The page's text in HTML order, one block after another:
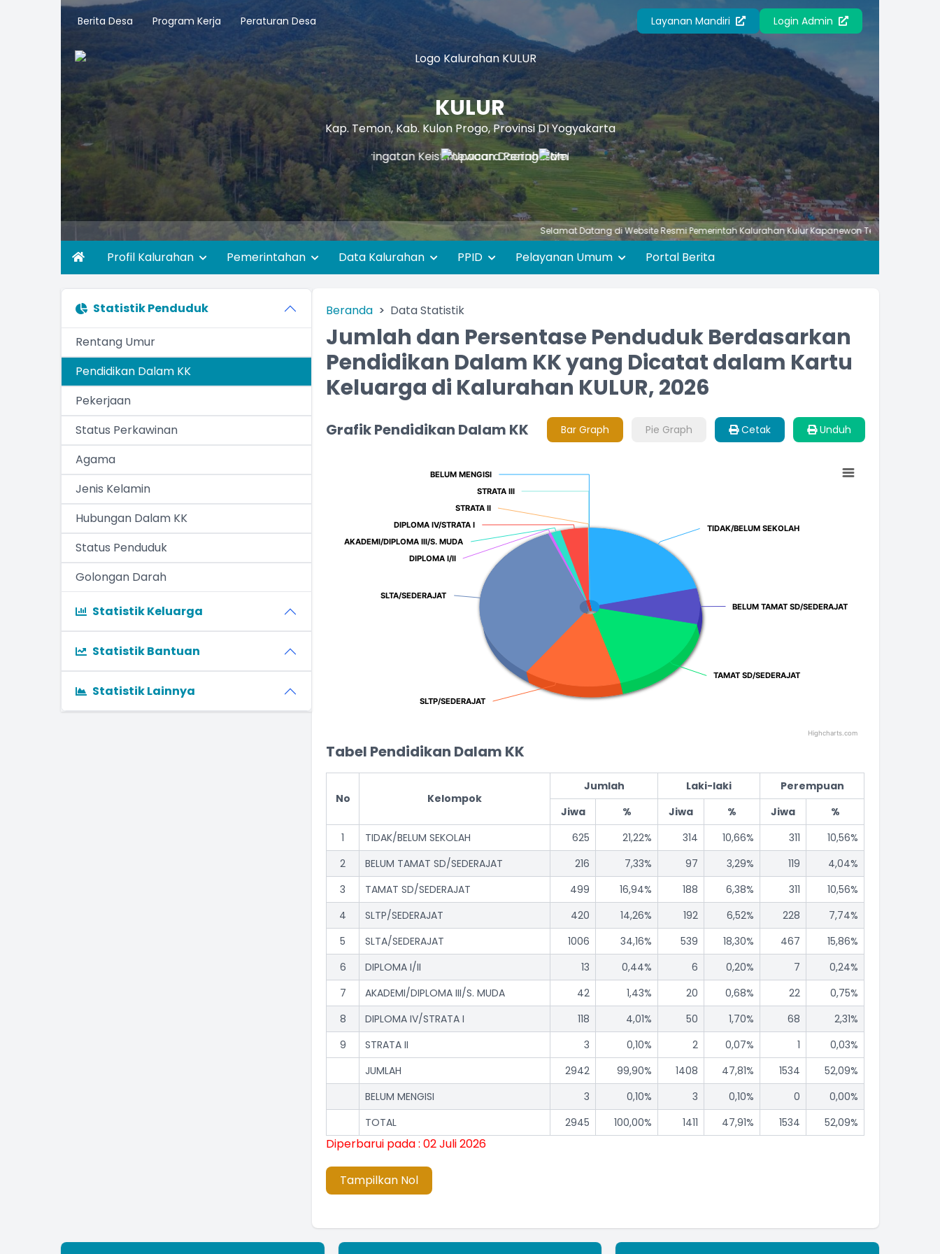
Berita Desa Program Kerja Peraturan Desa Layanan Mandiri Login Admin
KULUR
Kap. Temon, Kab. Kulon Progo, Provinsi DI Yogyakarta
Selamat Datang di Website Resmi Pemerintah Kalurahan Kulur Kapanewon Temon Kabupaten
Profil Kalurahan Pemerintahan Data Kalurahan PPID Pelayanan Umum Portal Berita
Statistik Penduduk
Rentang Umur
Pendidikan Dalam KK
Pekerjaan
Status Perkawinan
Agama
Jenis Kelamin
Hubungan Dalam KK
Status Penduduk
Golongan Darah
Statistik Keluarga
Statistik Bantuan
Statistik Lainnya
Beranda Data Statistik
Jumlah dan Persentase Penduduk Berdasarkan
Pendidikan Dalam KK yang Dicatat dalam Kartu
Keluarga di Kalurahan KULUR, 2026
Grafik Pendidikan Dalam KK Bar Graph Pie Graph Cetak Unduh
Pie chart with 11 slices.
TIDAK/BELUM SEKOLAH
TIDAK/BELUM SEKOLAH
BELUM TAMAT SD/SEDERAJAT
BELUM TAMAT SD/SEDERAJAT
TAMAT SD/SEDERAJAT
TAMAT SD/SEDERAJAT
SLTP/SEDERAJAT
SLTP/SEDERAJAT
SLTA/SEDERAJAT
SLTA/SEDERAJAT
DIPLOMA I/II
DIPLOMA I/II
AKADEMI/DIPLOMA III/S. MUDA
AKADEMI/DIPLOMA III/S. MUDA
DIPLOMA IV/STRATA I
DIPLOMA IV/STRATA I
STRATA II
STRATA II
STRATA III
STRATA III
BELUM MENGISI
BELUM MENGISI
Highcharts.com
End of interactive chart.
Tabel Pendidikan Dalam KK
No Kelompok
Jumlah Laki-laki
Perempuan
Jiwa
% Jiwa % Jiwa
%
1
TIDAK/BELUM SEKOLAH 625 21,22% 314 10,66% 311
10,56%
2
BELUM TAMAT SD/SEDERAJAT 216 7,33% 97 3,29% 119
4,04%
3
TAMAT SD/SEDERAJAT 499 16,94% 188 6,38% 311
10,56%
4
SLTP/SEDERAJAT 420 14,26% 192 6,52% 228
7,74%
5
SLTA/SEDERAJAT 1006 34,16% 539 18,30% 467
15,86%
6
DIPLOMA I/II 13 0,44% 6 0,20% 7
0,24%
7
AKADEMI/DIPLOMA III/S. MUDA 42 1,43% 20 0,68% 22
0,75%
8
DIPLOMA IV/STRATA I 118 4,01% 50 1,70% 68
2,31%
9
STRATA II 3 0,10% 2 0,07% 1
0,03%
JUMLAH
2942 99,90% 1408 47,81% 1534
52,09%
BELUM MENGISI
3 0,10% 3 0,10% 0
0,00%
TOTAL
2945 100,00% 1411 47,91% 1534 52,09%
Diperbarui pada : 02 Juli 2026
Tampilkan Nol